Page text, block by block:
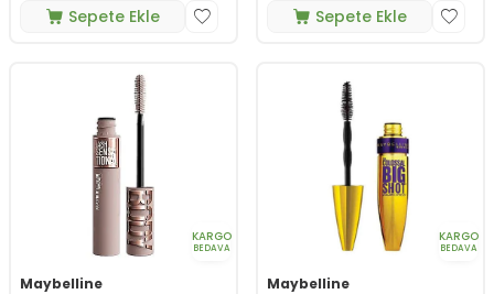
Sepete Ekle Sepete Ekle
KARGO
BEDAVA
Maybelline
KARGO
BEDAVA
Maybelline